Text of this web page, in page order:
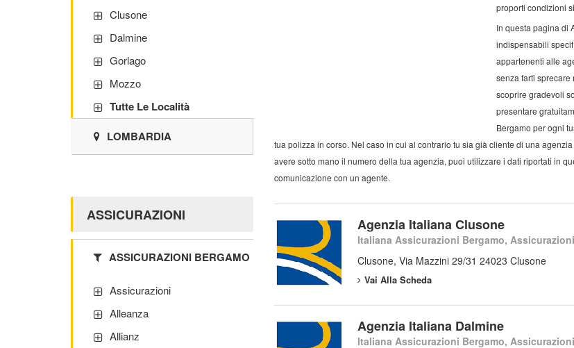
proporti condizioni
In questa pagina di
indispensabili
appartenenti alle
senza farti sprecare
scoprire gradevoli
presentare
Bergamo per ogni
tua polizza in corso. Nel caso in cui al contrario tu sia già cliente di una
avere sotto mano il numero della tua agenzia, puoi utilizzare i dati riportati in
comunicazione con un agente.
Agenzia Italiana Clusone
Italiana Assicurazioni Bergamo,
Clusone, Via Mazzini 29/31 24023 Clusone
Vai Alla Scheda
Agenzia Italiana Dalmine
Italiana Assicurazioni Bergamo,
Clusone
Dalmine
Gorlago
Mozzo
Tutte Le Località
LOMBARDIA
ASSICURAZIONI
ASSICURAZIONI BERGAMO
Assicurazioni
Alleanza
Allianz